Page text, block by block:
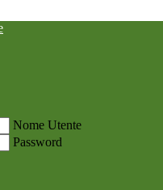
Nome Utente
Password